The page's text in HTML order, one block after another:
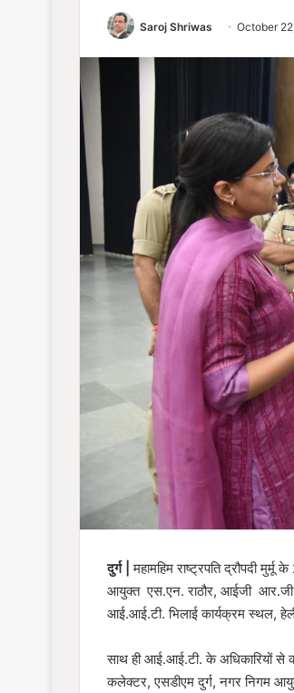
Saroj Shriwas October
दुर्ग |महामहिम राष्ट्रपति द्रौपदी
आयुक्त एस.एन. राठौर, आईजी आर.जी.
आई.आई.टी. भिलाई कार्यक्रम स्थल,
साथ ही आई.आई.टी. के अधिकारियों से
कलेक्टर, एसडीएम दुर्ग, नगर निगम